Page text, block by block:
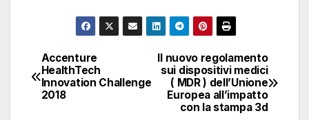
Navigazione
articoli
Il nuovo regolamento
sui dispositivi medici
( MDR ) dell’Unione
Europea all’impatto
con la stampa 3d
Accenture
HealthTech
Innovation Challenge
2018